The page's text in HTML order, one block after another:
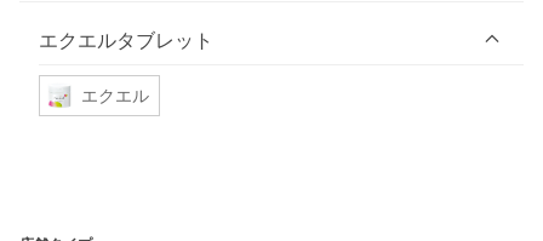
エクエルタブレット
エクエル